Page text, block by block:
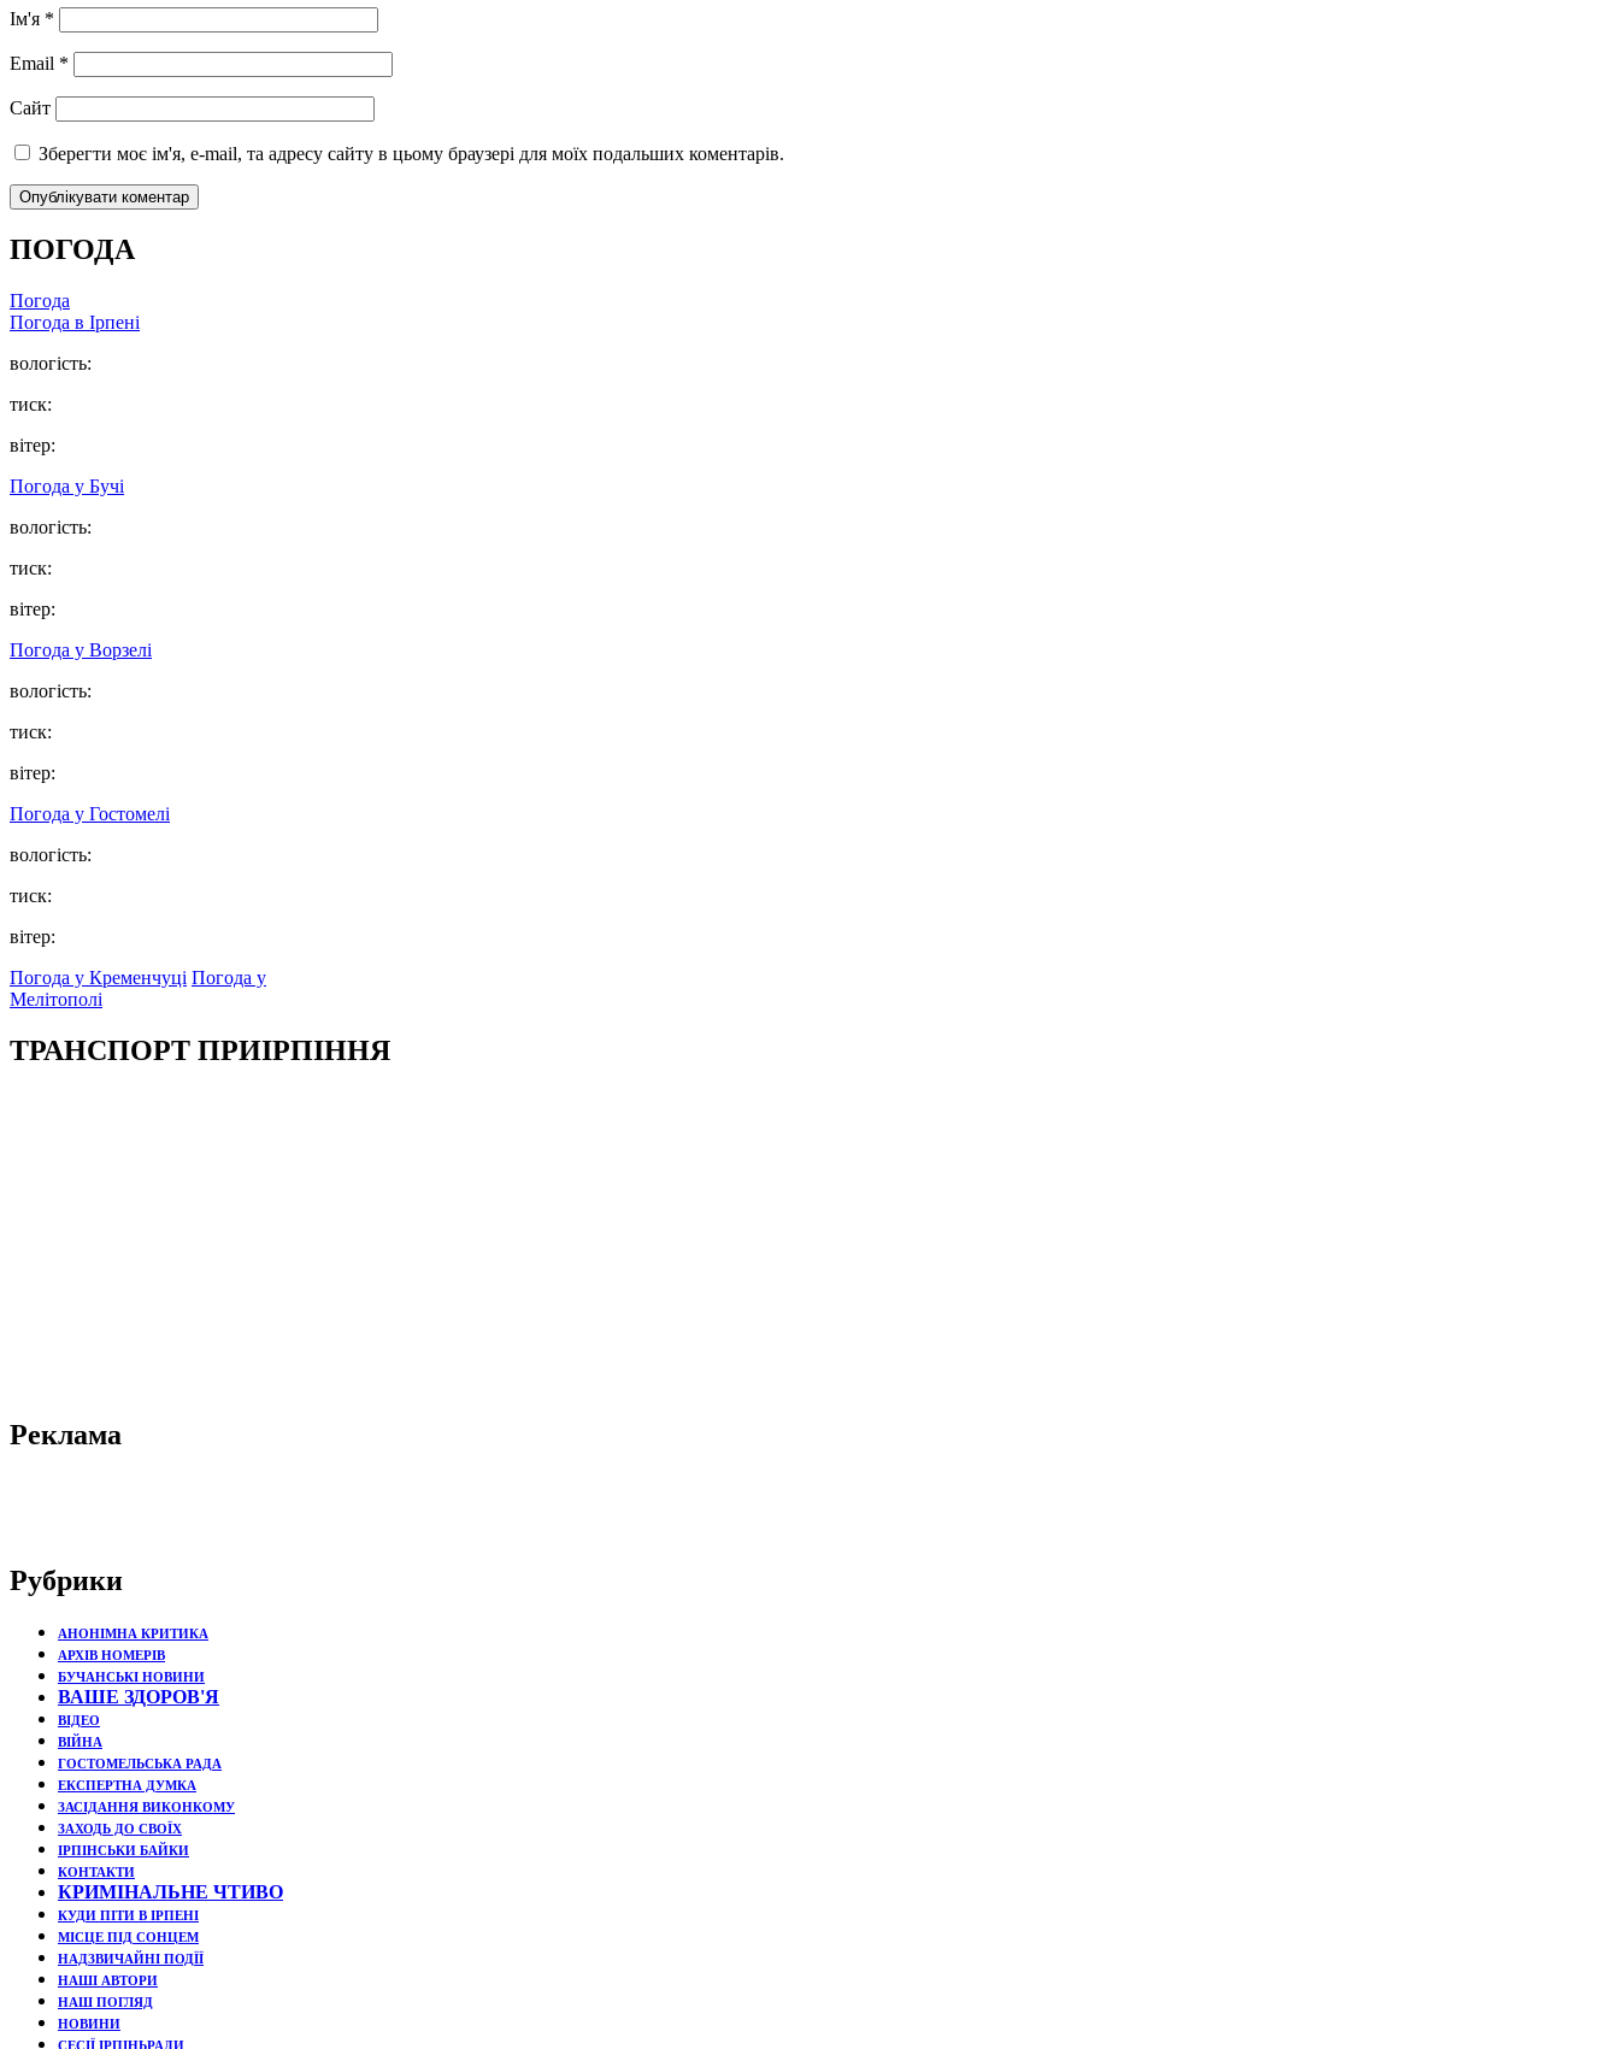
Ім'я *
Email *
Сайт
Зберегти моє ім'я, e-mail, та адресу сайту в цьому браузері для моїх подальших коментарів.
ПОГОДА
Погода
Погода в Ірпені
вологість:
тиск:
вітер:
Погода у Бучі
вологість:
тиск:
вітер:
Погода у Ворзелі
вологість:
тиск:
вітер:
Погода у Гостомелі
вологість:
тиск:
вітер:
Погода у Кременчуці Погода у
Мелітополі
ТРАНСПОРТ ПРИІРПІННЯ
Реклама
Рубрики
АНОНІМНА КРИТИКА
АРХІВ НОМЕРІВ
БУЧАНСЬКІ НОВИНИ
ВАШЕ ЗДОРОВ'Я
ВІДЕО
ВІЙНА
ГОСТОМЕЛЬСЬКА РАДА
ЕКСПЕРТНА ДУМКА
ЗАСІДАННЯ ВИКОНКОМУ
ЗАХОДЬ ДО СВОЇХ
ІРПІНСЬКИ БАЙКИ
КОНТАКТИ
КРИМІНАЛЬНЕ ЧТИВО
КУДИ ПІТИ В ІРПЕНІ
МІСЦЕ ПІД СОНЦЕМ
НАДЗВИЧАЙНІ ПОДЇЇ
НАШІ АВТОРИ
НАШ ПОГЛЯД
НОВИНИ
СЕСІЇ ІРПІНЬРАДИ